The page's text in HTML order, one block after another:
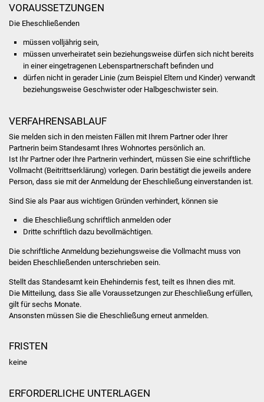
Projekte
Schulentwicklung Bizet
Sanierung Bizethalle
Ortsentwicklung
Bürger & Service
Was erledige ich wo
VORAUSSETZUNGEN
Die Eheschließenden
müssen volljährig sein,
müssen unverheiratet sein beziehungsweise dürfen sich nicht bereits
in einer eingetragenen Lebenspartnerschaft befinden und
dürfen nicht in gerader Linie (zum Beispiel Eltern und Kinder) verwandt
beziehungsweise Geschwister oder Halbgeschwister sein.
VERFAHRENSABLAUF
Sie melden sich in den meisten Fällen mit Ihrem Partner oder Ihrer
Partnerin beim Standesamt Ihres Wohnortes persönlich an.
Ist Ihr Partner oder Ihre Partnerin verhindert, müssen Sie eine schriftliche
Vollmacht (Beitrittserklärung) vorlegen. Darin bestätigt die jeweils andere
Person, dass sie mit der Anmeldung der Eheschließung einverstanden ist.
Sind Sie als Paar aus wichtigen Gründen verhindert, können sie
die Eheschließung schriftlich anmelden oder
Dritte schriftlich dazu bevollmächtigen.
Die schriftliche Anmeldung beziehungsweise die Vollmacht muss von
beiden Eheschließenden unterschrieben sein.
Stellt das Standesamt kein Ehehindernis fest, teilt es Ihnen dies mit.
Die Mitteilung, dass Sie alle Voraussetzungen zur Eheschließung erfüllen,
gilt für sechs Monate.
Ansonsten müssen Sie die Eheschließung erneut anmelden.
FRISTEN
keine
ERFORDERLICHE UNTERLAGEN